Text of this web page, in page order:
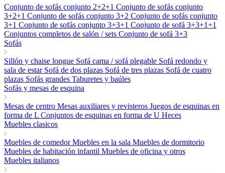
Conjunto de sofás conjunto 2+2+1 Conjunto de sofás conjunto
3+2+1 Conjunto de sofás conjunto 3+2 Conjunto de sofás conjunto
3+1 Conjunto de sofás conjunto 3+3+1 Conjunto de sofá 3+3+1+1
Conjuntos completos de salón / sets Conjunto de sofá 3+3
Sofás
Sillón y chaise longue Sofá cama / sofá plegable Sofá redondo y
sala de estar Sofá de dos plazas Sofá de tres plazas Sofá de cuatro
plazas Sofás grandes Taburetes y baúles
Sofás y mesas de esquina
Mesas de centro Mesas auxiliares y revisteros Juegos de esquinas en
forma de L Conjuntos de esquinas en forma de U Heces
Muebles clasicos
Muebles de comedorMuebles en la sala Muebles de dormitorio
Muebles de habitación infantil Muebles de oficina y otros
Muebles italianos